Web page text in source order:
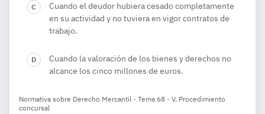
Cuando el deudor hubiera cesado completamente
en su actividad y no tuviera en vigor contratos de
trabajo.
Cuando la valoración de los bienes y derechos no
alcance los cinco millones de euros.
Normativa sobre Derecho Mercantil - Tema 68 - V. Procedimiento
concursal